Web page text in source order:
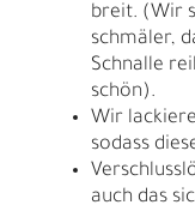
breit. (Wir
schmäler,
Schnalle
schön).
Wir
sodass
auch das